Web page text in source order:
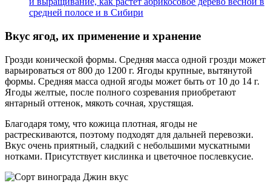
средней полосе и в Сибири
Вкус ягод, их применение и хранение
Грозди конической формы. Средняя масса одной грозди может
варьироваться от 800 до 1200 г. Ягоды крупные, вытянутой
формы. Средняя масса одной ягоды может быть от 10 до 14 г.
Ягоды желтые, после полного созревания приобретают
янтарный оттенок, мякоть сочная, хрустящая.
Благодаря тому, что кожица плотная, ягоды не
растрескиваются, поэтому подходят для дальней перевозки.
Вкус очень приятный, сладкий с небольшими мускатными
нотками. Присутствует кислинка и цветочное послевкусие.